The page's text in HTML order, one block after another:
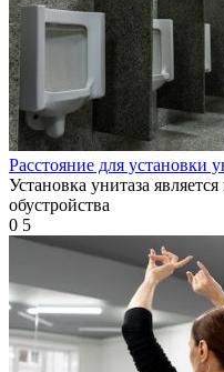
Расстояние для установки
Установка унитаза
обустройства
0 5